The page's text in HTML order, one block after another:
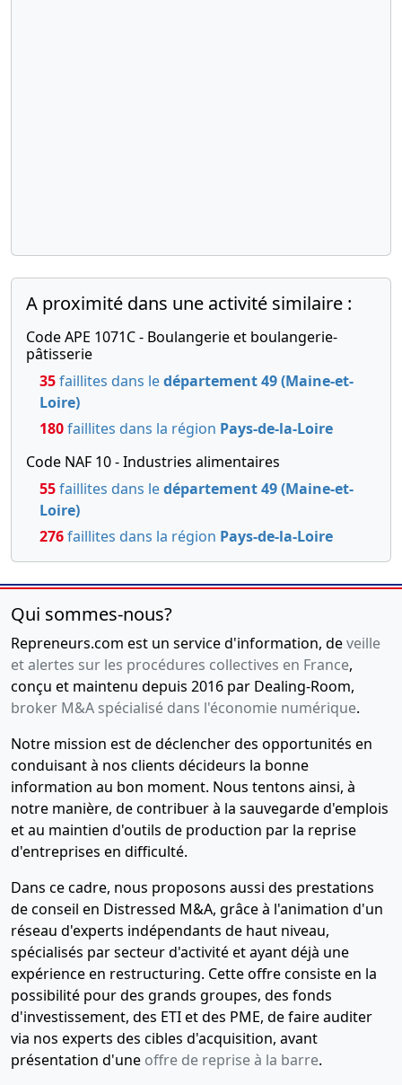
A proximité dans une activité similaire :
Code APE 1071C - Boulangerie et boulangerie-
pâtisserie
35faillites dans ledépartement 49 (Maine-et-
Loire)
180faillites dans la région Pays-de-la-Loire
Code NAF 10 - Industries alimentaires
55faillites dans ledépartement 49 (Maine-et-
Loire)
276faillites dans la région Pays-de-la-Loire
Qui sommes-nous?
Repreneurs.com est un service d'information, deveille
et alertes sur les procédures collectives en France,
conçu et maintenu depuis 2016 par Dealing-Room,
broker M&A spécialisé dans l'économie numérique.
Notre mission est de déclencher des opportunités en
conduisant à nos clients décideurs la bonne
information au bon moment. Nous tentons ainsi, à
notre manière, de contribuer à la sauvegarde d'emplois
et au maintien d'outils de production par la reprise
d'entreprises en difficulté.
Dans ce cadre, nous proposons aussi des prestations
de conseil en Distressed M&A, grâce à l'animation d'un
réseau d'experts indépendants de haut niveau,
spécialisés par secteur d'activité et ayant déjà une
expérience en restructuring. Cette offre consiste en la
possibilité pour des grands groupes, des fonds
d'investissement, des ETI et des PME, de faire auditer
via nos experts des cibles d'acquisition, avant
présentation d'une offre de reprise à la barre.